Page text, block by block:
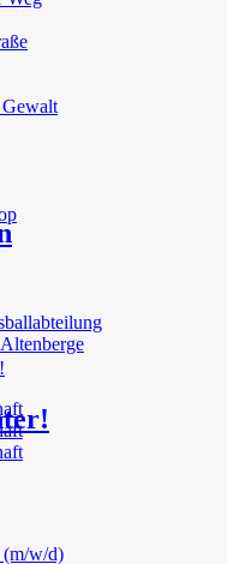
Gewalt